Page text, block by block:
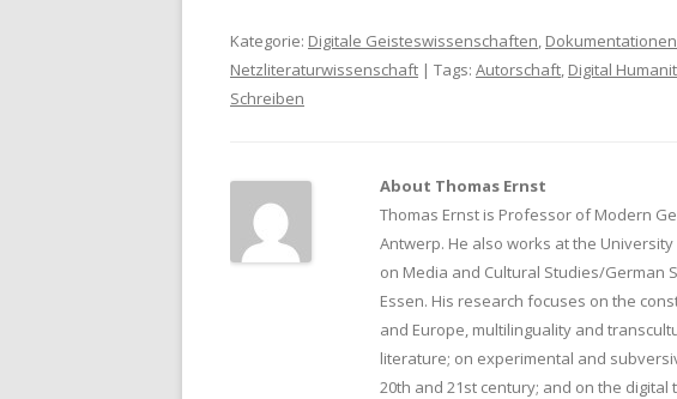
Kategorie: Digitale Geisteswissenschaften,
Netzliteraturwissenschaft | Tags: Autorschaft, Digital
Schreiben
About Thomas Ernst
Thomas Ernst is Professor of Modern
Antwerp. He also works at the
on Media and Cultural Studies/German
Essen. His research focuses on the
and Europe, multilinguality and
literature; on experimental and
20th and 21st century; and on the